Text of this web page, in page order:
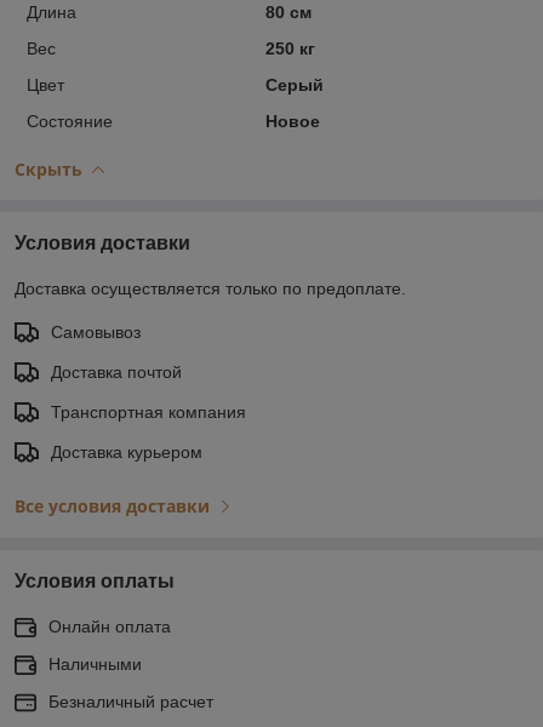
Длина
80 см
Вес
250 кг
Цвет
Серый
Состояние
Новое
Скрыть
Условия доставки
Доставка осуществляется только по предоплате.
Самовывоз
Доставка почтой
Транспортная компания
Доставка курьером
Все условия доставки
Условия оплаты
Онлайн оплата
Наличными
Безналичный расчет